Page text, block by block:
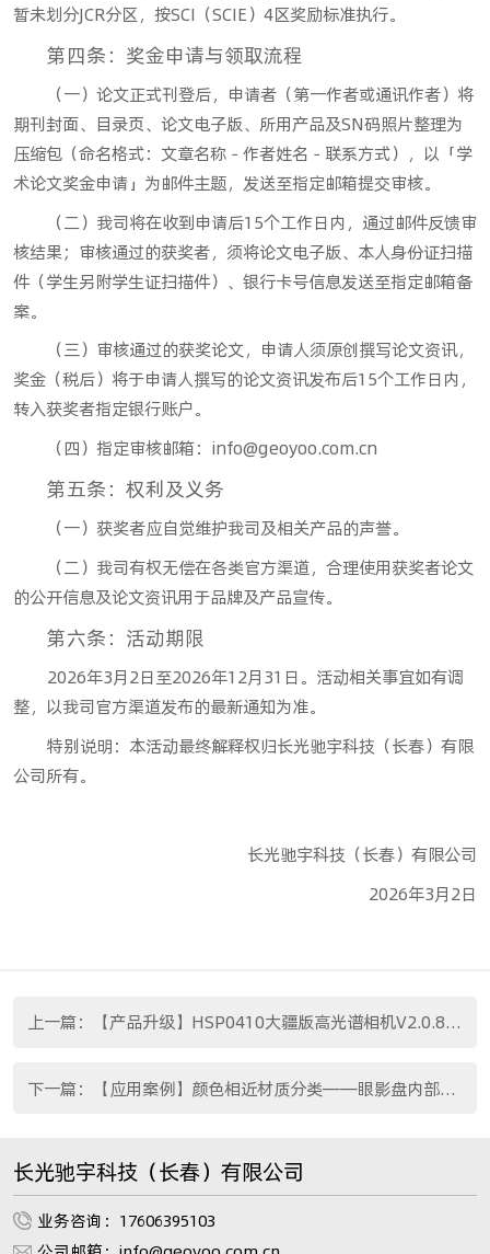
暂未划分JCR分区，按SCI（SCIE）4区奖励标准执行。
第四条：奖金申请与领取流程
（一）论文正式刊登后，申请者（第一作者或通讯作者）将
期刊封面、目录页、论文电子版、所用产品及SN码照片整理为
压缩包（命名格式：文章名称－作者姓名－联系方式），以「学
术论文奖金申请」为邮件主题，发送至指定邮箱提交审核。
（二）我司将在收到申请后15个工作日内，通过邮件反馈审
核结果；审核通过的获奖者，须将论文电子版、本人身份证扫描
件（学生另附学生证扫描件）、银行卡号信息发送至指定邮箱备
案。
（三）审核通过的获奖论文，申请人须原创撰写论文资讯，
奖金（税后）将于申请人撰写的论文资讯发布后15个工作日内，
转入获奖者指定银行账户。
（四）指定审核邮箱：info@geoyoo.com.cn
第五条：权利及义务
（一）获奖者应自觉维护我司及相关产品的声誉。
（二）我司有权无偿在各类官方渠道，合理使用获奖者论文
的公开信息及论文资讯用于品牌及产品宣传。
第六条：活动期限
2026年3月2日至2026年12月31日。活动相关事宜如有调
整，以我司官方渠道发布的最新通知为准。
特别说明：本活动最终解释权归长光驰宇科技（长春）有限
公司所有。
长光驰宇科技（长春）有限公司
2026年3月2日
上一篇： 【产品升级】HSP0410大疆版高光谱相机V2.0.8固件升级
下一篇： 【应用案例】颜色相近材质分类——眼影盘内部分格缺陷检测
长光驰宇科技（长春）有限公司
业务咨询：17606395103